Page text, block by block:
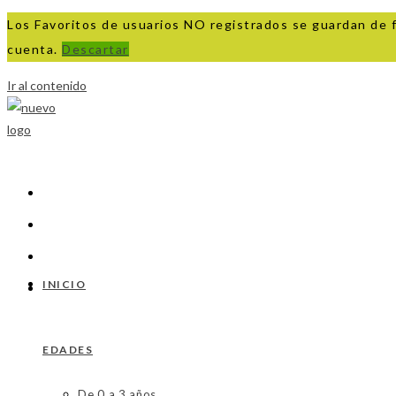
Los Favoritos de usuarios NO registrados se guardan
cuenta. Descartar
Ir al contenido
INICIO
EDADES